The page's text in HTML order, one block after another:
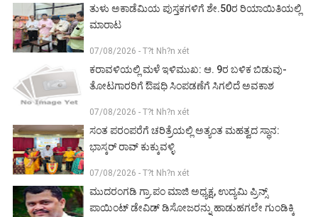
ತುಳು ಅಕಾಡೆಮಿಯ ಪುಸ್ತಕಗಳಿಗೆ ಶೇ.50ರ ರಿಯಾಯಿತಿಯಲ್ಲಿ
ಮಾರಾಟ
07/08/2026 - T?t Nh?n xét
ಕರಾವಳಿಯಲ್ಲಿ ಮಳೆ ಇಳಿಮುಖ: ಆ. 9ರ ಬಳಿಕ ಬಿಡುವು-
ತೋಟಗಾರರಿಗೆ ಔಷಧಿ ಸಿಂಪಡಣೆಗೆ ಸಿಗಲಿದೆ ಅವಕಾಶ
07/08/2026 - T?t Nh?n xét
ಸಂತ ಪರಂಪರೆಗೆ ಚರಿತ್ರೆಯಲ್ಲಿ ಅತ್ಯಂತ ಮಹತ್ವದ ಸ್ಥಾನ:
ಭಾಸ್ಕರ್ ರಾವ್ ಕುಕ್ಕುವಳ್ಳಿ
07/08/2026 - T?t Nh?n xét
ಮುದರಂಗಡಿ ಗ್ರಾ.ಪಂ ಮಾಜಿ ಅಧ್ಯಕ್ಷ, ಉದ್ಯಮಿ ಪ್ರಿನ್ಸ್
ಪಾಯಿಂಟ್ ಡೇವಿಡ್ ಡಿಸೋಜರನ್ನು ಹಾಡುಹಗಲೇ ಗುಂಡಿಕ್ಕಿ